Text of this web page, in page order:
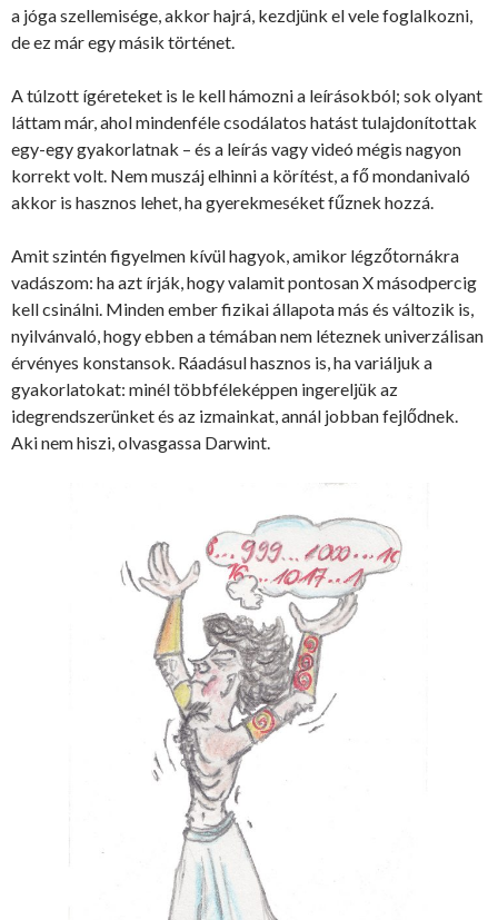
a jóga szellemisége, akkor hajrá, kezdjünk el vele foglalkozni,
de ez már egy másik történet.
A túlzott ígéreteket is le kell hámozni a leírásokból; sok olyant
láttam már, ahol mindenféle csodálatos hatást tulajdonítottak
egy-egy gyakorlatnak – és a leírás vagy videó mégis nagyon
korrekt volt. Nem muszáj elhinni a körítést, a fő mondanivaló
akkor is hasznos lehet, ha gyerekmeséket fűznek hozzá.
Amit szintén figyelmen kívül hagyok, amikor légzőtornákra
vadászom: ha azt írják, hogy valamit pontosan X másodpercig
kell csinálni. Minden ember fizikai állapota más és változik is,
nyilvánvaló, hogy ebben a témában nem léteznek univerzálisan
érvényes konstansok. Ráadásul hasznos is, ha variáljuk a
gyakorlatokat: minél többféleképpen ingereljük az
idegrendszerünket és az izmainkat, annál jobban fejlődnek.
Aki nem hiszi, olvasgassa Darwint.